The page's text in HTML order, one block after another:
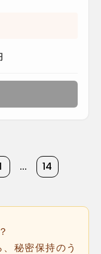
... 14
秘密保持のう